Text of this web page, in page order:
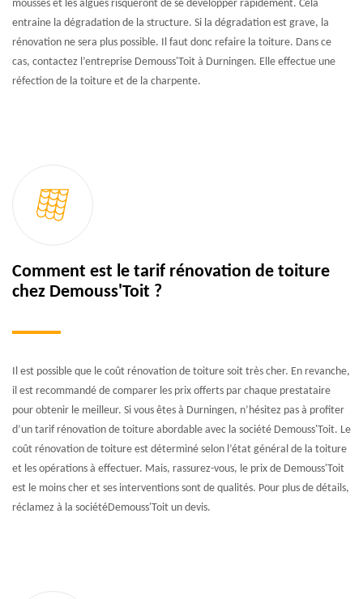
mousses et les algues risqueront de se développer rapidement. Cela
entraine la dégradation de la structure. Si la dégradation est grave, la
rénovation ne sera plus possible. Il faut donc refaire la toiture. Dans ce
cas, contactez l’entreprise Demouss'Toit à Durningen. Elle effectue une
réfection de la toiture et de la charpente.
Comment est le tarif rénovation de toiture
chez Demouss'Toit ?
Il est possible que le coût rénovation de toiture soit très cher. En revanche,
il est recommandé de comparer les prix offerts par chaque prestataire
pour obtenir le meilleur. Si vous êtes à Durningen, n’hésitez pas à profiter
d’un tarif rénovation de toiture abordable avec la société Demouss'Toit. Le
coût rénovation de toiture est déterminé selon l’état général de la toiture
et les opérations à effectuer. Mais, rassurez-vous, le prix de Demouss'Toit
est le moins cher et ses interventions sont de qualités. Pour plus de détails,
réclamez à la sociétéDemouss'Toit un devis.